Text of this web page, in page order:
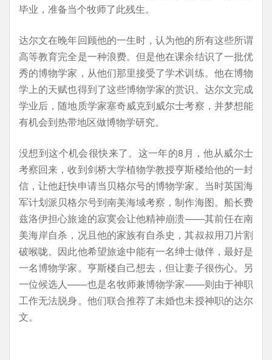
毕业，准备当个牧师了此残生。
达尔文在晚年回顾他的一生时，认为他的所有这些所谓
高等教育完全是一种浪费。但是他在课余结识了一批优
秀的博物学家，从他们那里接受了学术训练。他在博物
学上的天赋也得到了这些博物学家的赏识。达尔文完成
学业后，随地质学家塞奇威克到威尔士考察，并梦想能
有机会到热带地区做博物学研究。
没想到这个机会很快来了。这一年的8月，他从威尔士
考察回来，收到剑桥大学植物学教授亨斯楼给他的一封
信，让他赶快申请当贝格尔号的博物学家。当时英国海
军计划派贝格尔号到南美海域考察，制作海图。船长费
兹洛伊担心旅途的寂寞会让他精神崩溃——其前任在南
美海岸自杀，况且他的家族有自杀史，其叔叔用刀片割
破喉咙。因此他希望旅途中能有一名绅士做伴，最好是
一名博物学家。亨斯楼自己想去，但让妻子很伤心。另
一位候选人——也是名牧师兼博物学家——则由于神职
工作无法脱身。他们联合推荐了未婚也未授神职的达尔
文。